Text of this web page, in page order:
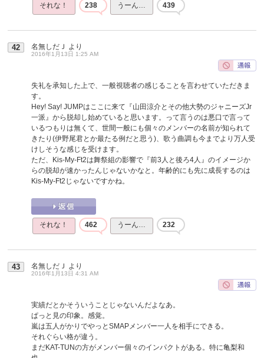
それな！ 238 うーん… 439
42 名無しだＪ より
2016年1月13日 1:25 AM
失礼を承知した上で、一般視聴者の感じることを言わせていただきま
す。
Hey! Say! JUMPはここに来て『山田涼介とその他大勢のジャニーズJr
一派』から脱却し始めていると思います。って言うのは悪口で言って
いるつもりは無くて、世間一般にも個々のメンバーの名前が知られて
きたり(伊野尾君とか最たる例だと思う)、歌う曲調も今までより万人受
けしそうな感じを受けます。
ただ、Kis-My-Ft2は舞祭組の影響で『前3人と後ろ4人』のイメージか
らの脱却が速かったんじゃないかなと。年齢的にも先に成長するのは
Kis-My-Ft2じゃないですかね。
それな！ 462 うーん… 232
43 名無しだＪ より
2016年1月13日 4:31 AM
実績だとかそういうことじゃないんだよなあ。
ぱっと見の印象。感覚。
嵐は五人がかりでやっとSMAPメンバー一人を相手にできる。
それぐらい格が違う。
まだKAT-TUNの方がメンバー個々のインパクトがある。特に亀梨和